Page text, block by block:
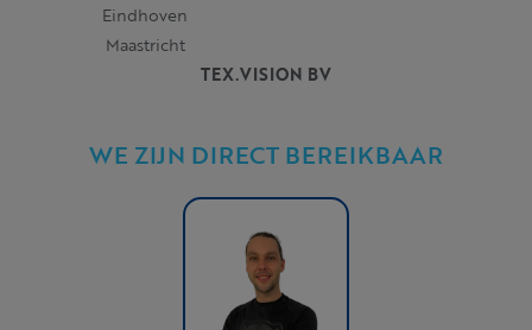
TEX.VISION BV
WE ZIJN DIRECT BEREIKBAAR
Eindhoven
Maastricht